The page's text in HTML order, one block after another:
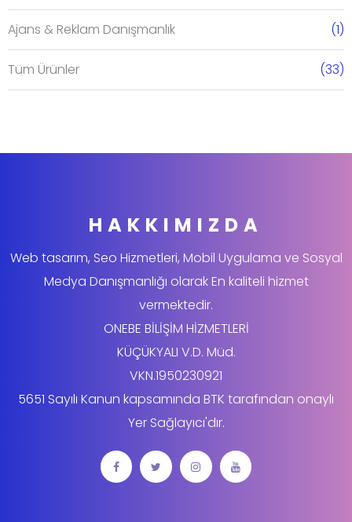
Ajans & Reklam Danışmanlık (1)
Tüm Ürünler (33)
HAKKIMIZDA
Web tasarım, Seo Hizmetleri, Mobil Uygulama ve Sosyal
Medya Danışmanlığı olarak En kaliteli hizmet
vermektedir.
ONEBE BİLİŞİM HİZMETLERİ
KÜÇÜKYALI V.D. Müd.
VKN.1950230921
5651 Sayılı Kanun kapsamında BTK tarafından onaylı
Yer Sağlayıcı'dır.